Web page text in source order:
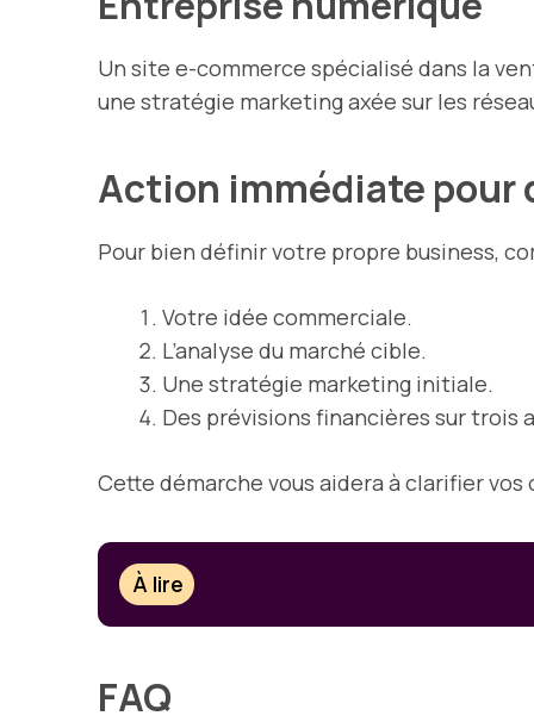
Un site e-commerce spécialisé dans la
une stratégie marketing axée sur les
Action immédiate pour
Pour bien définir votre propre business,
Votre idée commerciale.
L’analyse du marché cible.
Une stratégie marketing initiale.
Des prévisions financières sur trois
Cette démarche vous aidera à clarifier
À lire
FAQ